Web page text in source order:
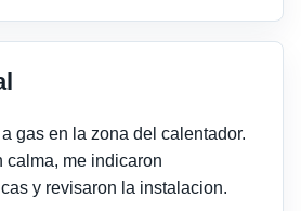
gas en la zona del calentador.
calma, me indicaron
y revisaron la instalacion.